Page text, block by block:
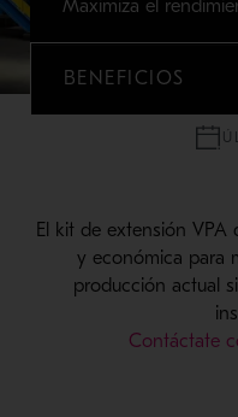
Maximiza el
BENEFICIOS
El kit de extensión VPA
y económica para
producción actual
Contáctate